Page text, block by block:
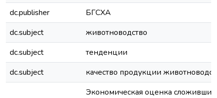
dc.publisher
БГСХА
dc.subject
животноводство
dc.subject
тенденции
dc.subject
качество продукции
Экономическая оценка